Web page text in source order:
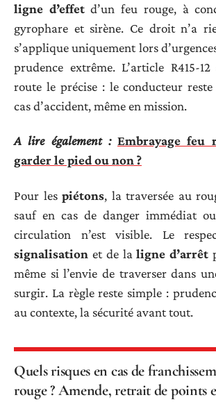
ligne d’effetd’un feu rouge, à
gyrophare et sirène. Ce droit n’a
s’applique uniquement lors
prudence extrême. L’article R415-
route le précise : le conducteur reste
cas d’accident, même en mission.
A lire également : Embrayage
garder le pied ou non ?
Pour les piétons, la traversée au
sauf en cas de danger immédiat ou
circulation n’est visible. Le
signalisation et de laligne d’arrêt
même si l’envie de traverser dans
surgir. La règle reste simple :
au contexte, la sécurité avant tout.
Quels risques en cas de
rouge ? Amende, retrait de points